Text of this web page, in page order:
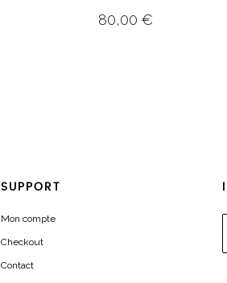
80,00 €
SUPPORT
Mon compte
Checkout
Contact